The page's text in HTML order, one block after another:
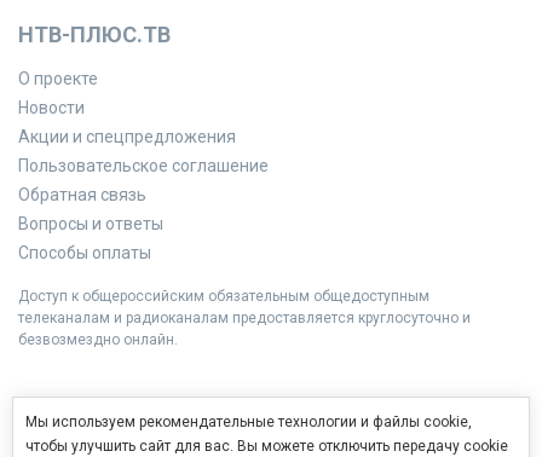
НТВ-ПЛЮС.ТВ
О проекте
Новости
Акции и спецпредложения
Пользовательское соглашение
Обратная связь
Вопросы и ответы
Способы оплаты
Доступ к общероссийским обязательным общедоступным
телеканалам и радиоканалам предоставляется круглосуточно и
безвозмездно онлайн.
Мы используем рекомендательные технологии и файлы cookie,
чтобы улучшить сайт для вас. Вы можете отключить передачу cookie